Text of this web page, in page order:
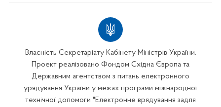
Власність Секретаріату Кабінету Міністрів України.
Проект реалізовано Фондом Східна Європа та
Державним агентством з питань електронного
урядування України у межах програми міжнародної
технічної допомоги "Електронне врядування задля